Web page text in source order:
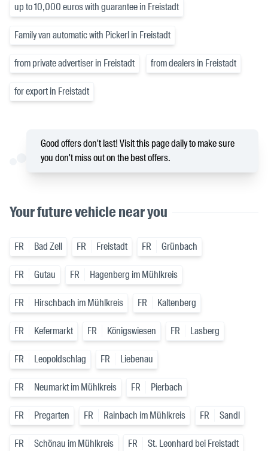
up to 10,000 euros with guarantee in Freistadt
Family van automatic with Pickerl in Freistadt
from private advertiser in Freistadt from dealers in Freistadt
for export in Freistadt
Good offers don't last! Visit this page daily to make sure
you don't miss out on the best offers.
Your future vehicle near you
FR Bad Zell FR Freistadt FR Grünbach
FR Gutau FR Hagenberg im Mühlkreis
FR Hirschbach im Mühlkreis FR Kaltenberg
FR Kefermarkt FR Königswiesen FR Lasberg
FR Leopoldschlag FR Liebenau
FR Neumarkt im Mühlkreis FR Pierbach
FR Pregarten FR Rainbach im Mühlkreis FR Sandl
FR Schönau im Mühlkreis FR St. Leonhard bei Freistadt